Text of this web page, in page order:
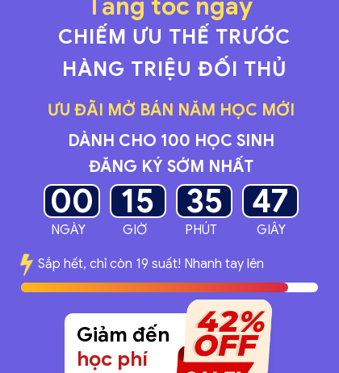
ƯU ĐÃI MỞ BÁN NĂM HỌC MỚI
00 15 35 44
NGÀY GIỜ PHÚT GIÂY
DÀNH CHO 100 HỌC SINH
ĐĂNG KÝ SỚM NHẤT
Sắp hết, chỉ còn 19 suất! Nhanh tay lên
CHIẾM ƯU THẾ TRƯỚC
HÀNG TRIỆU ĐỐI THỦ
Tăng tốc ngay
Giảm đến
học phí